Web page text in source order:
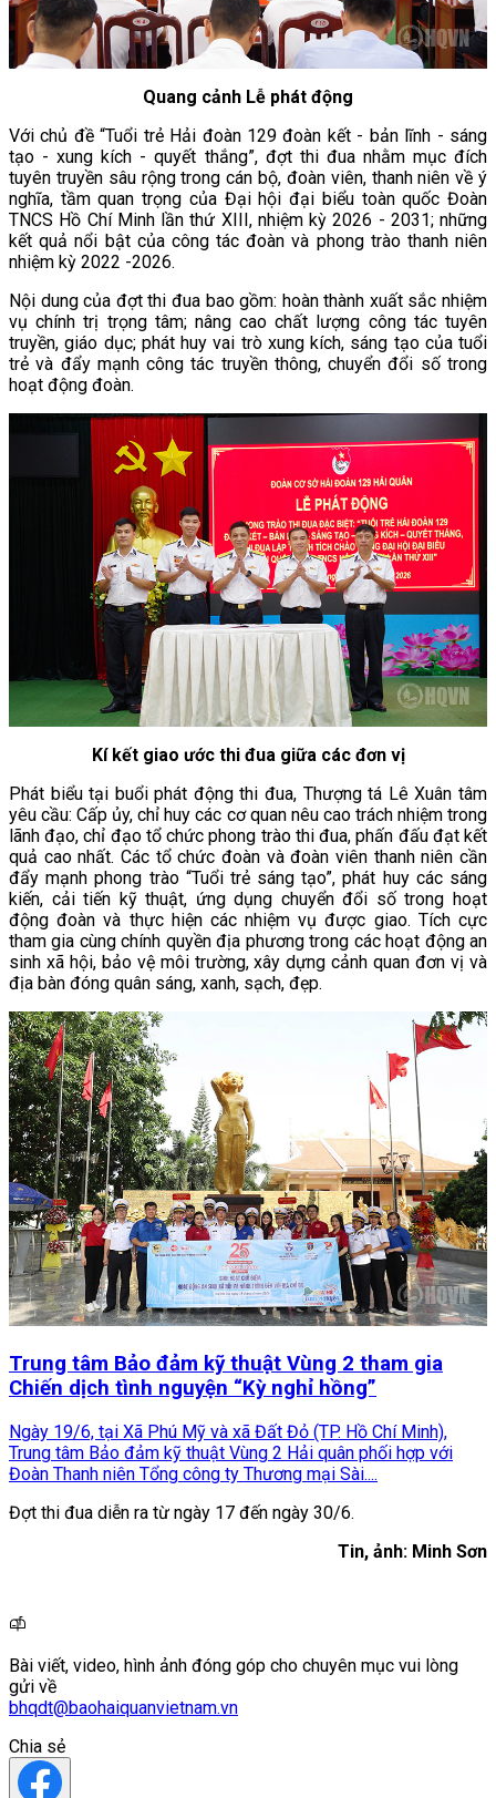
Quang cảnh Lễ phát động
Với chủ đề “Tuổi trẻ Hải đoàn 129 đoàn kết - bản lĩnh - sáng
tạo - xung kích - quyết thắng”, đợt thi đua nhằm mục đích
tuyên truyền sâu rộng trong cán bộ, đoàn viên, thanh niên về ý
nghĩa, tầm quan trọng của Đại hội đại biểu toàn quốc Đoàn
TNCS Hồ Chí Minh lần thứ XIII, nhiệm kỳ 2026 - 2031; những
kết quả nổi bật của công tác đoàn và phong trào thanh niên
nhiệm kỳ 2022 -2026.
Nội dung của đợt thi đua bao gồm: hoàn thành xuất sắc nhiệm
vụ chính trị trọng tâm; nâng cao chất lượng công tác tuyên
truyền, giáo dục; phát huy vai trò xung kích, sáng tạo của tuổi
trẻ và đẩy mạnh công tác truyền thông, chuyển đổi số trong
hoạt động đoàn.
Kí kết giao ước thi đua giữa các đơn vị
Phát biểu tại buổi phát động thi đua, Thượng tá Lê Xuân tâm
yêu cầu: Cấp ủy, chỉ huy các cơ quan nêu cao trách nhiệm trong
lãnh đạo, chỉ đạo tổ chức phong trào thi đua, phấn đấu đạt kết
quả cao nhất. Các tổ chức đoàn và đoàn viên thanh niên cần
đẩy mạnh phong trào “Tuổi trẻ sáng tạo”, phát huy các sáng
kiến, cải tiến kỹ thuật, ứng dụng chuyển đổi số trong hoạt
động đoàn và thực hiện các nhiệm vụ được giao. Tích cực
tham gia cùng chính quyền địa phương trong các hoạt động an
sinh xã hội, bảo vệ môi trường, xây dựng cảnh quan đơn vị và
địa bàn đóng quân sáng, xanh, sạch, đẹp.
Trung tâm Bảo đảm kỹ thuật Vùng 2 tham gia
Chiến dịch tình nguyện “Kỳ nghỉ hồng”
Ngày 19/6, tại Xã Phú Mỹ và xã Đất Đỏ (TP. Hồ Chí Minh),
Trung tâm Bảo đảm kỹ thuật Vùng 2 Hải quân phối hợp với
Đoàn Thanh niên Tổng công ty Thương mại Sài....
Đợt thi đua diễn ra từ ngày 17 đến ngày 30/6.
Tin, ảnh: Minh Sơn
Bài viết, video, hình ảnh đóng góp cho chuyên mục vui lòng
gửi về
bhqdt@baohaiquanvietnam.vn
Chia sẻ